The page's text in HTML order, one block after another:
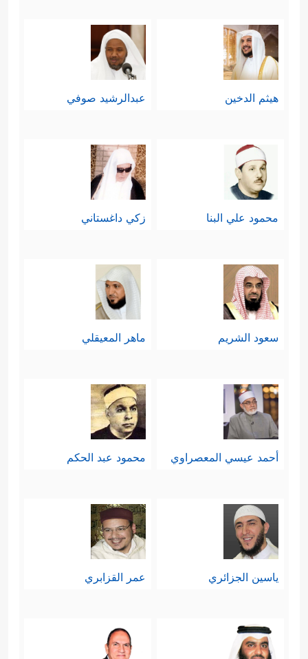
هيثم الدخين عبدالرشيد صوفي
محمود علي البنا زكي داغستاني
سعود الشريم ماهر المعيقلي
أحمد عيسي المعصراوي محمود عبد الحكم
ياسين الجزائري عمر القزابري